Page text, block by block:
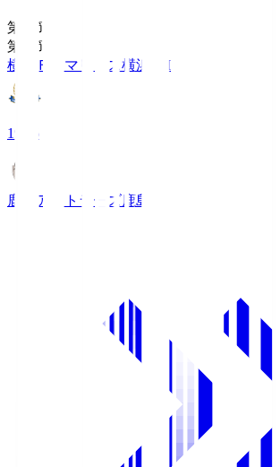
第1節
第1節
横浜Ｆ・マリノス横浜FM
19:26
鹿島アントラーズ鹿島